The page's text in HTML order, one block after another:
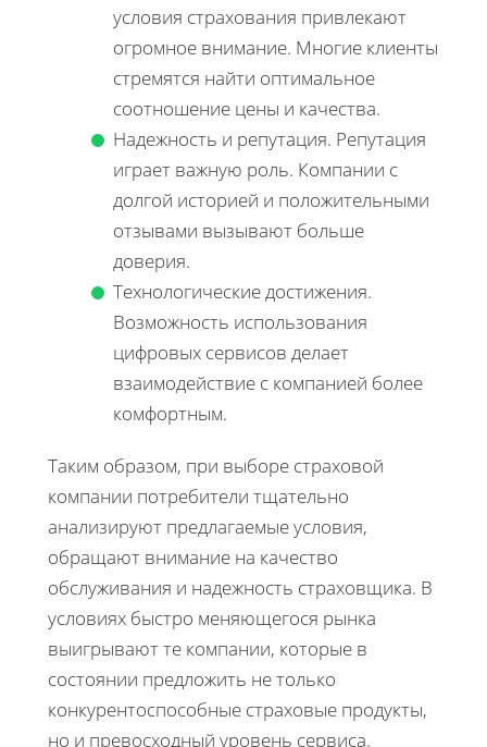
условия страхования привлекают
огромное внимание. Многие клиенты
стремятся найти оптимальное
соотношение цены и качества.
Надежность и репутация. Репутация
играет важную роль. Компании с
долгой историей и положительными
отзывами вызывают больше
доверия.
Технологические достижения.
Возможность использования
цифровых сервисов делает
взаимодействие с компанией более
комфортным.
Таким образом, при выборе страховой
компании потребители тщательно
анализируют предлагаемые условия,
обращают внимание на качество
обслуживания и надежность страховщика. В
условиях быстро меняющегося рынка
выигрывают те компании, которые в
состоянии предложить не только
конкурентоспособные страховые продукты,
но и превосходный уровень сервиса.